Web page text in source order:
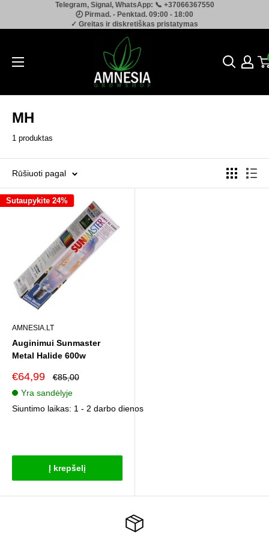
Telegram, Signal, WhatsApp: 📞 +37066367550
🕗 Pirmad. - Penktad. 09:00 - 18:00
✓ Greitas ir diskretiškas pristatymas
Amnesia.lt
MH
1 produktas
Rūšiuoti pagal
Sutaupykite 24%
AMNESIA.LT
Auginimui Sunmaster
Metal Halide 600w
Pardavimo
kaina
€64,99
Reguliari
€85,00
Yra sandėlyje
Siuntimo laikas: 1 - 2 darbo dienos
Į krepšelį